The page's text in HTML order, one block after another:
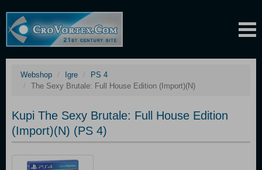
Webshop Igre
PS 4
The Sexy Brutale: Full House Edition (Import)(N)
Kupi The Sexy Brutale: Full House Edition
(Import)(N) (PS 4)